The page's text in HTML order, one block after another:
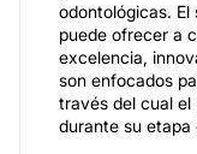
odontológicas.
puede ofrecer a
excelencia,
son enfocados
través del cual el
durante su etapa